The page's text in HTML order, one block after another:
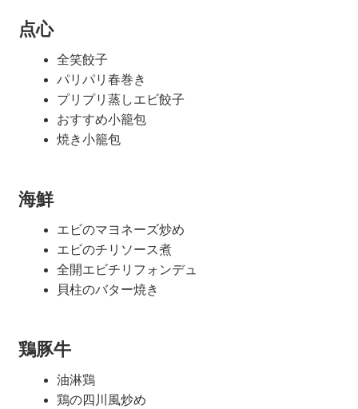
点心
全笑餃子
パリパリ春巻き
プリプリ蒸しエビ餃子
おすすめ小籠包
焼き小籠包
海鮮
エビのマヨネーズ炒め
エビのチリソース煮
全開エビチリフォンデュ
貝柱のバター焼き
鶏豚牛
油淋鶏
鶏の四川風炒め